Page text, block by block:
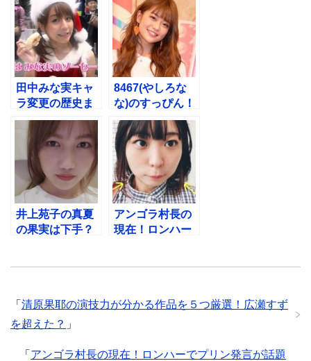
がヒドすぎるw
きんに君がオフ
ァー
田中みな実キャ
ラ変更の歴史ま
とめ！性格いい
エピソード３選
8467(やしろな
な)のすっぴん！
彼氏や年齢と本
名は？徹底調査
井上苑子の真夏
の果実は下手？
アンゴラ村長の
現在！ロンハー
「 清原果耶の演技力が分かる作品を５つ厳選！広瀬すず
を超えた？ 」
「 アンゴラ村長の現在！ロンハーでプリン発言が話題